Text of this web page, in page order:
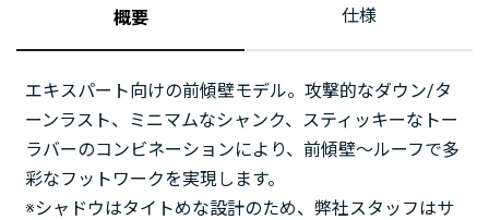
概要 仕様
エキスパート向けの前傾壁モデル。攻撃的なダウン/タ
ーンラスト、ミニマムなシャンク、スティッキーなトー
ラバーのコンビネーションにより、前傾壁～ルーフで多
彩なフットワークを実現します。
※シャドウはタイトめな設計のため、弊社スタッフはサ